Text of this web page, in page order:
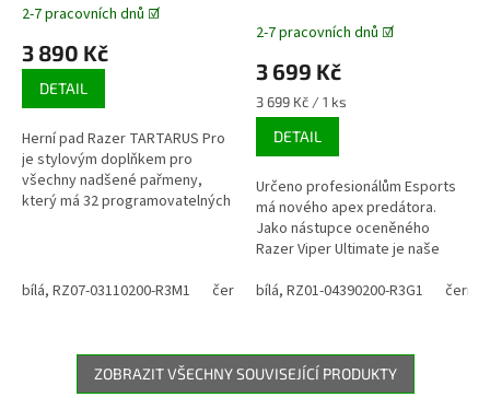
A
Průměrné
produktu
5
hvězdiček.
2-7 pracovních dnů ☑️
3 890 Kč
DETAIL
Herní pad Razer TARTARUS Pro
je stylovým doplňkem pro
všechny nadšené pařmeny,
který má 32 programovatelných
bílá, RZ07-03110200-R3M1
černá, RZ07-03110100-R3M1
2-7 pracovních dnů ☑️
3 699 Kč
Měrná
cena:
3 699 Kč / 1 ks
DETAIL
Určeno profesionálům Esports
má nového apex predátora.
Jako nástupce oceněného
Razer Viper Ultimate je naše
20 % lehčí a vybavena
bílá, RZ01-04390200-R3G1 černá,
ZOBRAZIT VŠECHNY SOUVISEJÍCÍ PRODUKTY